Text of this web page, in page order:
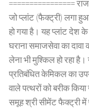
================
जो प्लांट (फैक्ट्री) लगा
हो गया है। यह प्लांट देश
घराना समाजसेवा का
लेना भी मुश्किल हो रहा
प्रतिबंधित केमिकल का
वाले पत्थरों को बरीक
समूह श्री सीमेंट फैक्ट्री में